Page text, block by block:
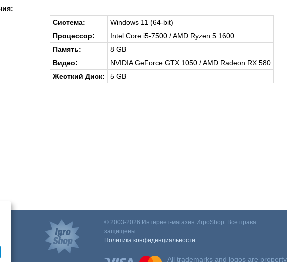
Система:
Windows 11 (64-bit)
Процессор:
Intel Core i5-7500 / AMD Ryzen 5 1600
Память:
8 GB
Видео:
NVIDIA GeForce GTX 1050 / AMD Radeon RX 580
Жесткий Диск:
5 GB
© 2003-2026 Интернет-магазин ИгроShop. Все права
защищены.
Политика конфиденциальности.
All trademarks and logos are property